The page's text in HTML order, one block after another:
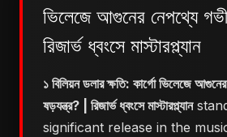
ভিলেজে আগুনের নেপথ্যে
রিজার্ভ ধ্বংসে মাস্টারপ্ল্যান
১ বিলিয়ন ডলার ক্ষতি: কার্গো ভিলেজে
ষড়যন্ত্র? | রিজার্ভ ধ্বংসে মাস্টারপ্ল্যান
significant release in the